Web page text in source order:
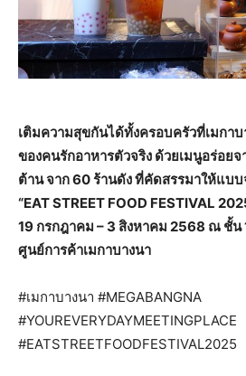
เติมความสุขกันได้ทั้งครอบครัวที่เมกา
ของคนรักอาหารตัวจริง ด้วยเมนูอร่อย
ต้าน จาก 60 ร้านดัง ที่คัดสรรมาให้แบบ
“EAT STREET FOOD FESTIVAL
19 กรกฎาคม – 3 สิงหาคม 2568 ณ ชั้น
ศูนย์การค้าเมกาบางนา
#เมกาบางนา #MEGABANGNA
#YOUREVERYDAYMEETINGPLACE
#EATSTREETFOODFESTIVAL2025